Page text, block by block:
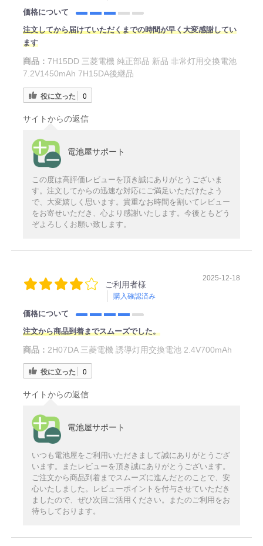
価格について
注文してから届けていただくまでの時間が早く大変感謝してい
ます
商品： 7H15DD 三菱電機 純正部品 新品 非常灯用交換電池
7.2V1450mAh 7H15DA後継品
役に立った 0
サイトからの返信
電池屋サポート
この度は高評価レビューを頂き誠にありがとうございま
す。注文してからの迅速な対応にご満足いただけたよう
で、大変嬉しく思います。貴重なお時間を割いてレビュー
をお寄せいただき、心より感謝いたします。今後ともどう
ぞよろしくお願い致します。
ご利用者様
購入確認済み
2025-12-18
価格について
注文から商品到着までスムーズでした。
商品： 2H07DA 三菱電機 誘導灯用交換電池 2.4V700mAh
役に立った 0
サイトからの返信
電池屋サポート
いつも電池屋をご利用いただきまして誠にありがとうござ
います。またレビューを頂き誠にありがとうございます。
ご注文から商品到着までスムーズに進んだとのことで、安
心いたしました。レビューポイントを付与させていただき
ましたので、ぜひ次回ご活用ください。またのご利用をお
待ちしております。